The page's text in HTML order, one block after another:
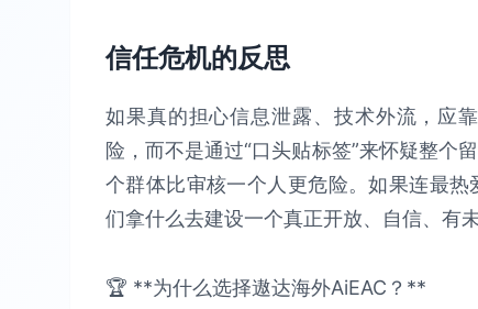
信任危机的反思
如果真的担心信息泄露、技术外流，应
险，而不是通过“口头贴标签”来怀疑整个
个群体比审核一个人更危险。如果连最
们拿什么去建设一个真正开放、自信、有
🏆 **为什么选择遨达海外AiEAC？**​​